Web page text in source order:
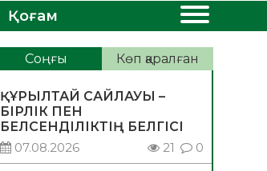
Қоғам
Соңғы Көп қаралған
ҚҰРЫЛТАЙ САЙЛАУЫ –
БІРЛІК ПЕН
БЕЛСЕНДІЛІКТІҢ БЕЛГІСІ
07.08.2026
21 0